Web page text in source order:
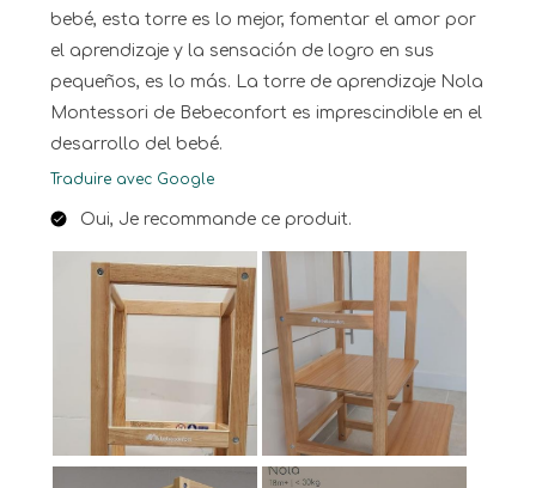
bebé, esta torre es lo mejor, fomentar el amor por
el aprendizaje y la sensación de logro en sus
pequeños, es lo más. La torre de aprendizaje Nola
Montessori de Bebeconfort es imprescindible en el
desarrollo del bebé.
Traduire avec Google
Oui, Je recommande ce produit.